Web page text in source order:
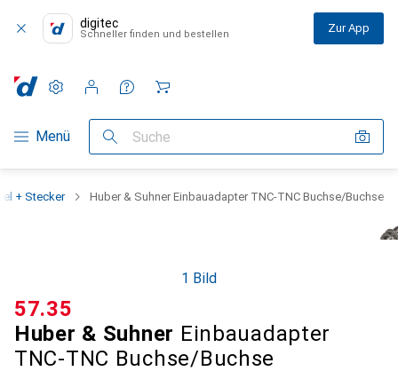
digitec
Schneller finden und bestellen Zur App
Navigation nach Kategorien
Menü Suche
Einstellungen
Kundenkonto
Vergleichslisten
Merklisten
Warenkorb
+ Stecker Huber & Suhner Einbauadapter TNC-TNC Buchse/Buchse
1 Bild
Huber & Suhner Einbauadapter
TNC-TNC Buchse/Buchse
CHF
57.35